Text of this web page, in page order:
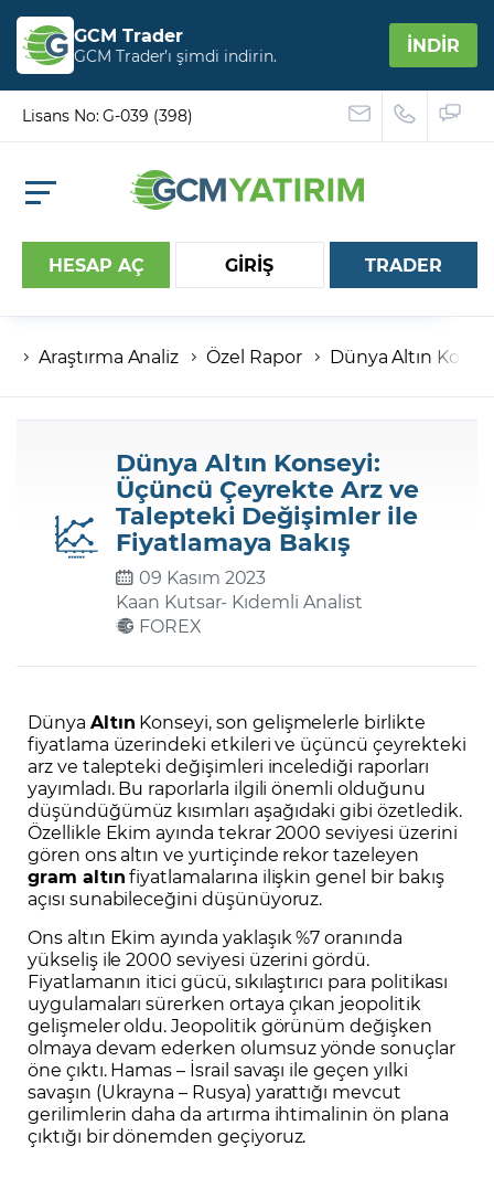
GCM Trader
GCM Trader’ı şimdi indirin. İNDİR
Lisans No: G-039 (398)
HESAP AÇ GİRİŞ
Hesap numaranız
Şifreniz
Şifremi Unuttum
TRADER
Araştırma Analiz Özel Rapor Dünya Altın
Dünya Altın Konseyi:
Üçüncü Çeyrekte Arz ve
Talepteki Değişimler ile
Fiyatlamaya Bakış
09 Kasım 2023
Kaan Kutsar- Kıdemli Analist
FOREX
Dünya Altın Konseyi, son gelişmelerle birlikte
fiyatlama üzerindeki etkileri ve üçüncü çeyrekteki
arz ve talepteki değişimleri incelediği raporları
yayımladı. Bu raporlarla ilgili önemli olduğunu
düşündüğümüz kısımları aşağıdaki gibi özetledik.
Özellikle Ekim ayında tekrar 2000 seviyesi üzerini
gören ons altın ve yurtiçinde rekor tazeleyen
gram altınfiyatlamalarına ilişkin genel bir bakış
açısı sunabileceğini düşünüyoruz.
Ons altın Ekim ayında yaklaşık %7 oranında
yükseliş ile 2000 seviyesi üzerini gördü.
Fiyatlamanın itici gücü, sıkılaştırıcı para politikası
uygulamaları sürerken ortaya çıkan jeopolitik
gelişmeler oldu. Jeopolitik görünüm değişken
olmaya devam ederken olumsuz yönde sonuçlar
öne çıktı. Hamas – İsrail savaşı ile geçen yılki
savaşın (Ukrayna – Rusya) yarattığı mevcut
gerilimlerin daha da artırma ihtimalinin ön plana
çıktığı bir dönemden geçiyoruz.